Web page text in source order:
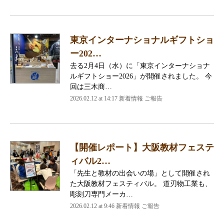
東京インターナショナルギフトショ
ー202…
去る2月4日（水）に「東京インターナショナ
ルギフトショー2026」が開催されました。 今
回は三木商…
2026.02.12 at 14:17 新着情報 ご報告
【開催レポート】大阪教材フェステ
ィバル2…
「先生と教材の出会いの場」として開催され
た大阪教材フェスティバル。 道刃物工業も、
彫刻刀専門メーカ…
2026.02.12 at 9:46 新着情報 ご報告